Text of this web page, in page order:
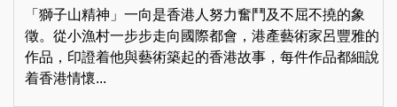
「獅子山精神」一向是香港人努力奮鬥及不屈不撓的象
徵。從小漁村一步步走向國際都會，港產藝術家呂豐雅的
作品，印證着他與藝術築起的香港故事，每件作品都細說
着香港情懷...